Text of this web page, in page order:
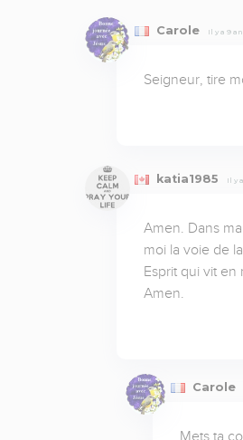
Carole Il y a 9
Seigneur, tire
katia1985 Il y
Amen. Dans
moi la voie de
Esprit qui vit
Amen.
Carole
Mets ta